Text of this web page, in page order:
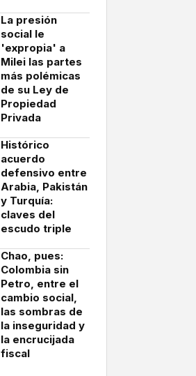
La presión
social le
'expropia' a
Milei las partes
más polémicas
de su Ley de
Propiedad
Privada
Histórico
acuerdo
defensivo entre
Arabia, Pakistán
y Turquía:
claves del
escudo triple
Chao, pues:
Colombia sin
Petro, entre el
cambio social,
las sombras de
la inseguridad y
la encrucijada
fiscal